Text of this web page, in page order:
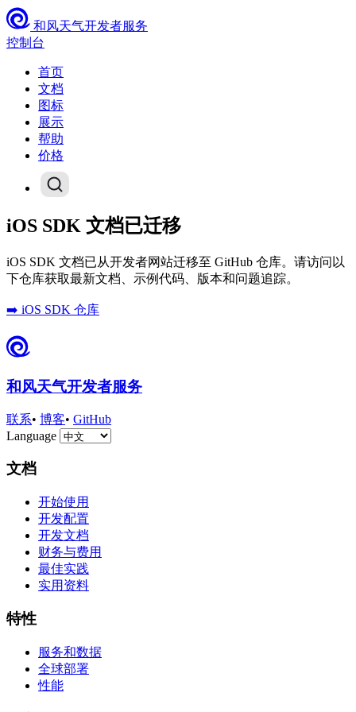
和风天气开发者服务
控制台
首页
文档
图标
展示
帮助
价格
iOS SDK 文档已迁移
iOS SDK 文档已从开发者网站迁移至 GitHub 仓库。请访问以
下仓库获取最新文档、示例代码、版本和问题追踪。
➡️ iOS SDK 仓库
和风天气开发者服务
联系• 博客• GitHub
Language
文档
开始使用
开发配置
开发文档
财务与费用
最佳实践
实用资料
特性
服务和数据
全球部署
性能